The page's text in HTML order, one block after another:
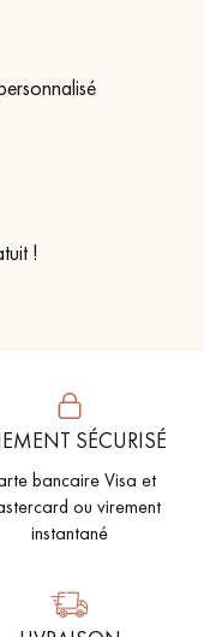
!
SÉCURISÉ
bancaire Visa et
ou virement
instantané